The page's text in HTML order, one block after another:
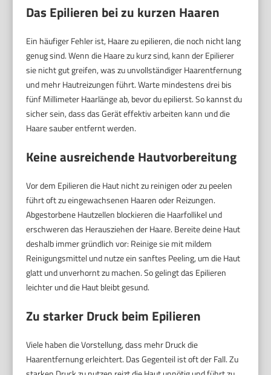
Das Epilieren bei zu kurzen Haaren
Ein häufiger Fehler ist, Haare zu epilieren, die noch nicht lang
genug sind. Wenn die Haare zu kurz sind, kann der Epilierer
sie nicht gut greifen, was zu unvollständiger Haarentfernung
und mehr Hautreizungen führt. Warte mindestens drei bis
fünf Millimeter Haarlänge ab, bevor du epilierst. So kannst du
sicher sein, dass das Gerät effektiv arbeiten kann und die
Haare sauber entfernt werden.
Keine ausreichende Hautvorbereitung
Vor dem Epilieren die Haut nicht zu reinigen oder zu peelen
führt oft zu eingewachsenen Haaren oder Reizungen.
Abgestorbene Hautzellen blockieren die Haarfollikel und
erschweren das Herausziehen der Haare. Bereite deine Haut
deshalb immer gründlich vor: Reinige sie mit mildem
Reinigungsmittel und nutze ein sanftes Peeling, um die Haut
glatt und unverhornt zu machen. So gelingt das Epilieren
leichter und die Haut bleibt gesund.
Zu starker Druck beim Epilieren
Viele haben die Vorstellung, dass mehr Druck die
Haarentfernung erleichtert. Das Gegenteil ist oft der Fall. Zu